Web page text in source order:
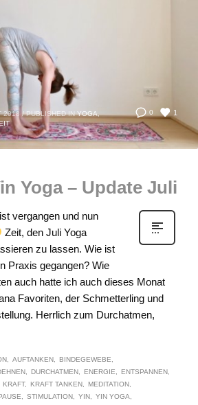
0 1
2018 / PUBLISHED IN YOGA,
Yoga – Update Juli
vergangen und nun
Zeit, den Juli Yoga
zu lassen. Wie ist
Praxis gegangen? Wie
auch hatte ich auch dieses Monat
Favoriten, der Schmetterling und
Herrlich zum Durchatmen,
AUFTANKEN
BINDEGEWEBE
DURCHATMEN ENERGIE
ENTSPANNEN
KRAFT KRAFT TANKEN
MEDITATION
STIMULATION YIN
YIN YOGA